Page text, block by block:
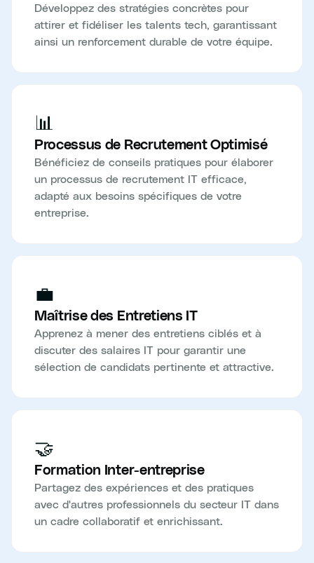
Développez des stratégies concrètes pour
attirer et fidéliser les talents tech, garantissant
ainsi un renforcement durable de votre équipe.
📊
Processus de Recrutement Optimisé
Bénéficiez de conseils pratiques pour élaborer
un processus de recrutement IT efficace,
adapté aux besoins spécifiques de votre
entreprise.
💼
Maîtrise des Entretiens IT
Apprenez à mener des entretiens ciblés et à
discuter des salaires IT pour garantir une
sélection de candidats pertinente et attractive.
🤝
Formation Inter-entreprise
Partagez des expériences et des pratiques
avec d'autres professionnels du secteur IT dans
un cadre collaboratif et enrichissant.